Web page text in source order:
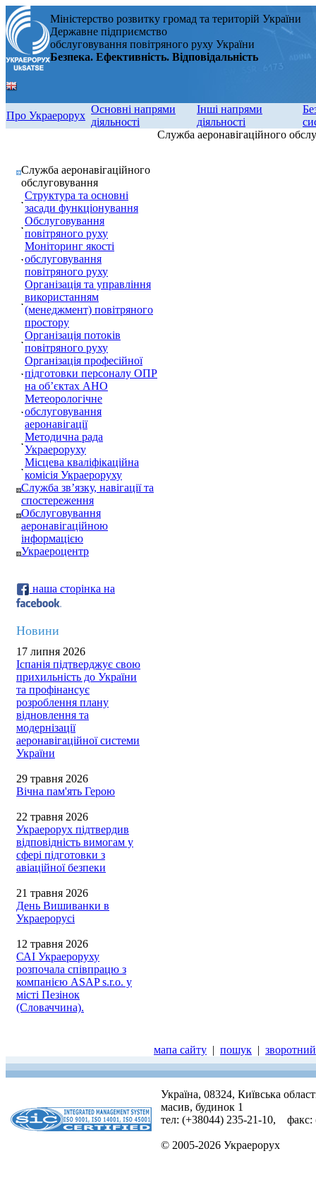
Міністерство розвитку громад та територій України
Державне підприємство
обслуговування повітряного руху України
Безпека. Ефективність. Відповідальність
Про Украерорух
Основні напрями
діяльності
Інші напрями
діяльності
Служба аеронавігаційного
обслуговування
Структура та основні
засади функціонування
Обслуговування
повітряного руху
Моніторинг якості
обслуговування
повітряного руху
Організація та управління
використанням
(менеджмент) повітряного
простору
Організація потоків
повітряного руху
Організація професійної
підготовки персоналу ОПР
на об’єктах АНО
Метеорологічне
обслуговування
аеронавігації
Методична рада
Украероруху
Місцева кваліфікаційна
комісія Украероруху
Служба зв’язку, навігації та
спостереження
Обслуговування
аеронавігаційною
інформацією
Украероцентр
наша сторінка на
Новини
17 липня 2026
Іспанія підтверджує свою
прихильність до України
та профінансує
розроблення плану
відновлення та
модернізації
аеронавігаційної системи
України
29 травня 2026
Вічна пам'ять Герою
22 травня 2026
Украерорух підтвердив
відповідність вимогам у
сфері підготовки з
авіаційної безпеки
21 травня 2026
День Вишиванки в
Украерорусі
12 травня 2026
САІ Украероруху
розпочала співпрацю з
компанією ASAP s.r.o. у
місті Пезінок
(Словаччина).
Служба аеронавігаційного
мапа сайту | пошук |
Україна, 08324, Київська
масив, будинок 1
тел: (+38044) 235-21-10, факс:
© 2005-2026 Украерорух